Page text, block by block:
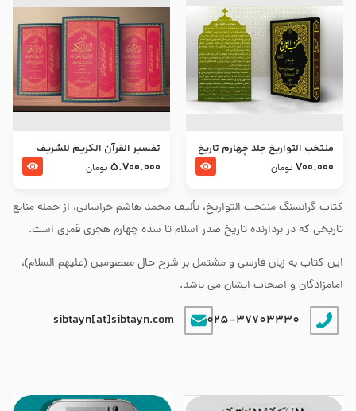
کتاب گرانسنگ منتخب التواريخ، تألیف محمد هاشم خراسانی، از جمله منابع
تاریخی که در بردارنده تاریخ صدر اسلام تا سده چهارم هجری قمری است.
این کتاب به زبان فارسی و مشتمل بر شرح حال معصومین (علیهم السلام)،
امامزادگان و اصحاب ایشان می باشد.
025-37703330
sibtayn[at]sibtayn.com
منتخب التواریخ جلد چهارم تاریخ
امام زین العابدین و امام محمد
700.000 تومان
تفسير القرآن الكريم للشريف
المرتضي قدس سرّه
5.700.000 تومان